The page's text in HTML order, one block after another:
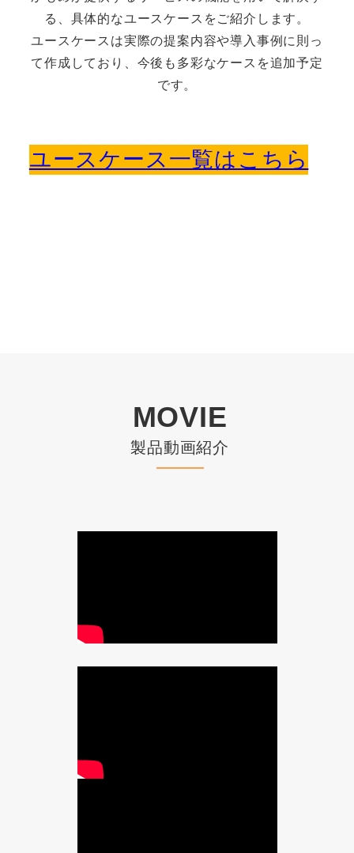
る、具体的なユースケースをご紹介します。
ユースケースは実際の提案内容や導入事例に則っ
て作成しており、今後も多彩なケースを追加予定
です。
ユースケース一覧はこちら
MOVIE
製品動画紹介